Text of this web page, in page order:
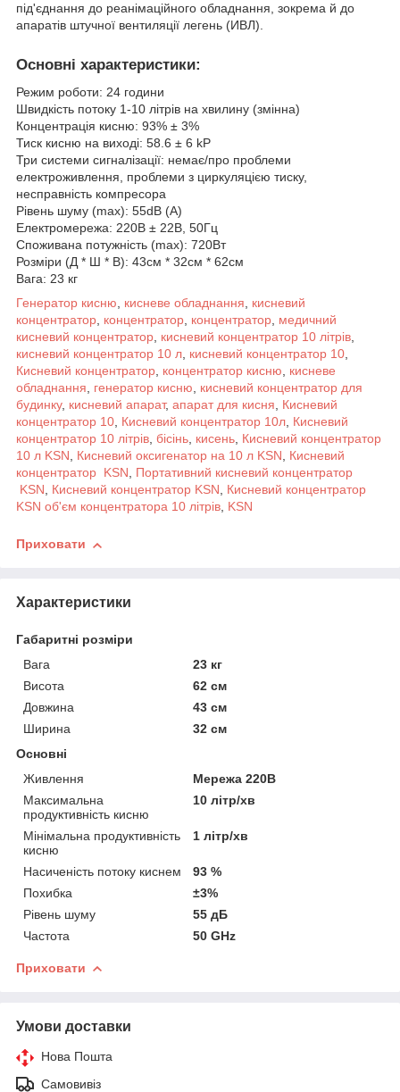
під'єднання до реанімаційного обладнання, зокрема й до
апаратів штучної вентиляції легень (ИВЛ).
Основні характеристики:
Режим роботи: 24 години
Швидкість потоку 1-10 літрів на хвилину (змінна)
Концентрація кисню: 93% ± 3%
Тиск кисню на виході: 58.6 ± 6 kP
Три системи сигналізації: немає/про проблеми
електроживлення, проблеми з циркуляцією тиску,
несправність компресора
Рівень шуму (max): 55dB (А)
Електромережа: 220В ± 22В, 50Гц
Споживана потужність (max): 720Вт
Розміри (Д * Ш * В): 43см * 32см * 62см
Вага: 23 кг
Генератор кисню, кисневе обладнання, кисневий
концентратор, концентратор, концентратор, медичний
кисневий концентратор, кисневий концентратор 10 літрів,
кисневий концентратор 10 л, кисневий концентратор 10,
Кисневий концентратор, концентратор кисню, кисневе
обладнання, генератор кисню, кисневий концентратор для
будинку, кисневий апарат, апарат для кисня, Кисневий
концентратор 10, Кисневий концентратор 10л, Кисневий
концентратор 10 літрів, бісінь, кисень, Кисневий концентратор
10 л KSN, Кисневий оксигенатор на 10 л KSN, Кисневий
концентратор KSN, Портативний кисневий концентратор
KSN, Кисневий концентратор KSN, Кисневий концентратор
KSN об'єм концентратора 10 літрів, KSN
Приховати
Характеристики
Габаритні розміри
Вага
23 кг
Висота
62 см
Довжина
43 см
Ширина
32 см
Основні
Живлення
Мережа 220В
Максимальна
продуктивність кисню
10 літр/хв
Мінімальна продуктивність
кисню
1 літр/хв
Насиченість потоку киснем
93 %
Похибка
±3%
Рівень шуму
55 дБ
Частота
50 GHz
Приховати
Умови доставки
Нова Пошта
Самовивіз